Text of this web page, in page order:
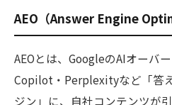
AEO（Answer Engine
AEOとは、GoogleのAIオーバ
Copilot・Perplexityなど「答
ジン」に、自社コンテンツが